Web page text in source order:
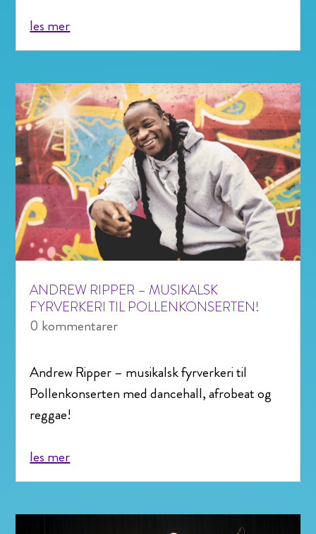
les mer
ANDREW RIPPER – MUSIKALSK
FYRVERKERI TIL POLLENKONSERTEN!
0 kommentarer
Andrew Ripper – musikalsk fyrverkeri til
Pollenkonserten med dancehall, afrobeat og
reggae!
les mer